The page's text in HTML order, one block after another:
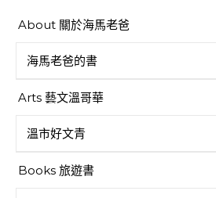
About 關於海馬老爸
海馬老爸的書
Arts 藝文溫哥華
溫市好文青
Books 旅遊書